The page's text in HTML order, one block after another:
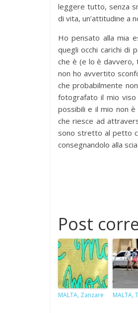
leggere tutto, senza
di vita, un’attitudine a
Ho pensato alla mia
quegli occhi carichi di
che è (e lo è davvero,
non ho avvertito
che probabilmente
fotografato il mio viso
possibili e il mio non
che riesce ad
sono stretto al petto
consegnandolo alla
Post
MALTA, Zanzare MALTA,